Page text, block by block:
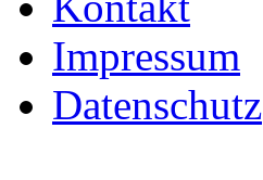
Impressum
Datenschutz